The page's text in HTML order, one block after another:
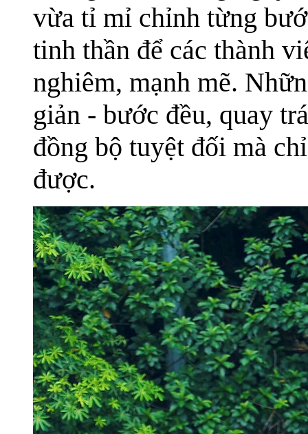
vừa tỉ mỉ chỉnh từng
tinh thần để các thành
nghiêm, mạnh mẽ.
giản - bước đều, quay
đồng bộ tuyệt đối mà
được.